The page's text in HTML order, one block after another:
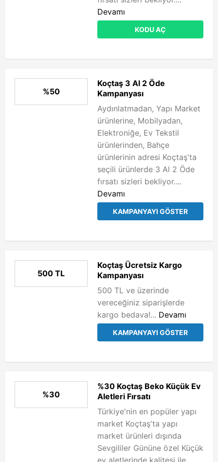
Devamı
KODU AÇ
%50
Koçtaş 3 Al 2 Öde
Kampanyası
Aydınlatmadan, Yapı Market
ürünlerine, Mobilyadan,
Elektroniğe, Ev Tekstil
ürünlerinden, Bahçe
ürünlerinin adresi Koçtaş'ta
seçili ürünlerde 3 Al 2 Öde
fırsatı sizleri bekliyor....
Devamı
KAMPANYAYI GÖSTER
500 TL
Koçtaş Ücretsiz Kargo
Kampanyası
500 TL ve üzerinde
vereceğiniz siparişlerde
kargo bedava!... Devamı
KAMPANYAYI GÖSTER
%30
%30 Koçtaş Beko Küçük Ev
Aletleri Fırsatı
Türkiye'nin en popüler yapı
market Koçtaş'ta yapı
market ürünleri dışında
Sevgililer Gününe özel Küçük
ev aletlerinde kalitesi ile